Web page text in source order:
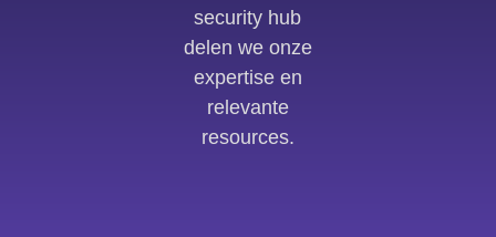
security hub
delen we onze
expertise en
relevante
resources.